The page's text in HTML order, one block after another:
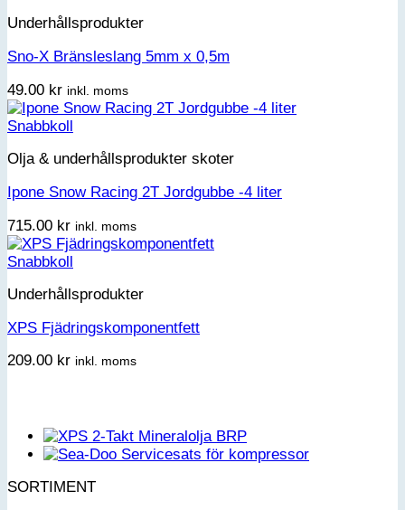
Underhållsprodukter
Sno-X Bränsleslang 5mm x 0,5m
49.00 kr inkl. moms
Snabbkoll
Olja & underhållsprodukter skoter
Ipone Snow Racing 2T Jordgubbe -4 liter
715.00 kr inkl. moms
Snabbkoll
Underhållsprodukter
XPS Fjädringskomponentfett
209.00 kr inkl. moms
SORTIMENT